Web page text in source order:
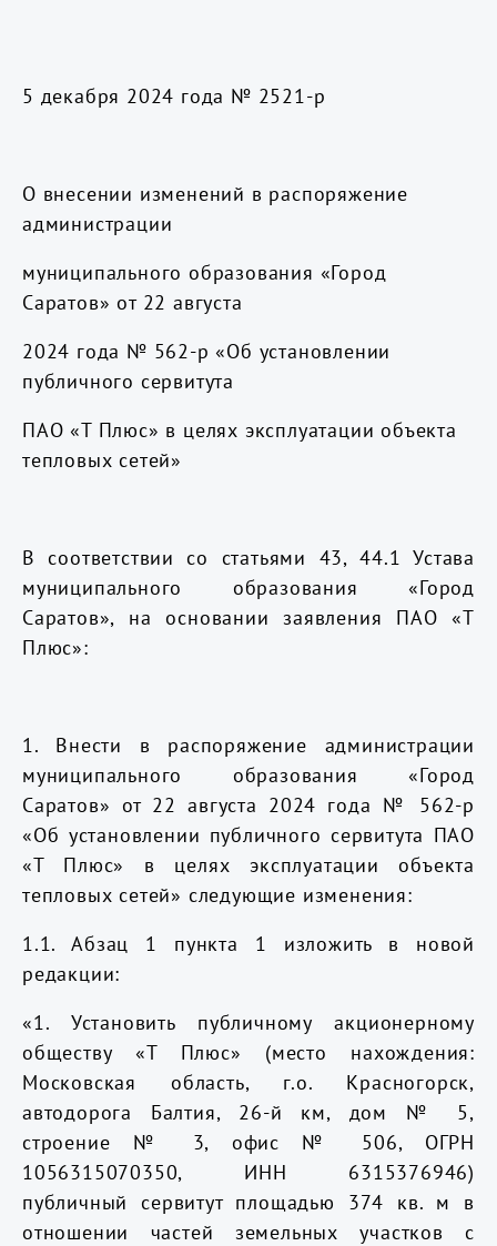
5 декабря 2024 года № 2521-р
О внесении изменений в распоряжение
администрации
муниципального образования «Город
Саратов» от 22 августа
2024 года № 562-р «Об установлении
публичного сервитута
ПАО «Т Плюс» в целях эксплуатации объекта
тепловых сетей»
В соответствии со статьями 43, 44.1Устава
муниципального образования «Город
Саратов», на основании заявления ПАО «Т
Плюс»:
1. Внести в распоряжение администрации
муниципального образования «Город
Саратов» от 22 августа 2024 года № 562-р
«Об установлении публичного сервитута ПАО
«Т Плюс» в целях эксплуатации объекта
тепловых сетей» следующие изменения:
1.1. Абзац 1 пункта 1 изложить в новой
редакции:
«1. Установить публичному акционерному
обществу«Т Плюс»
(место нахождения:
Московская область, г.о. Красногорск,
автодорога Балтия, 26-й км, дом № 5,
строение № 3, офис № 506, ОГРН
1056315070350, ИНН 6315376946)
публичный сервитут площадью 374 кв. м в
отношении частей земельных участков с